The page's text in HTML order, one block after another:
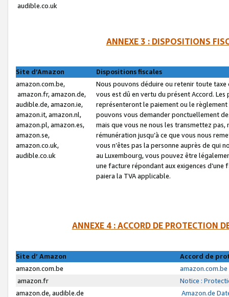
audible.co.uk
ANNEXE 3 : DISPOSITIONS
Site d’Amazon
Dispositions fiscales
amazon.com.be,
amazon.fr, amazon.de,
audible.de, amazon.ie,
amazon.it, amazon.nl,
amazon.pl, amazon.es,
amazon.se,
amazon.co.uk,
audible.co.uk
Nous pouvons déduire ou retenir toute
vous est dû en vertu du présent Accord.
représenteront le paiement ou le
pouvons vous demander ponctuellement
mais que vous ne nous les transmettez
rémunération jusqu’à ce que vous nous
vous n’êtes pas la personne auprès de qui
au Luxembourg, vous pouvez être
une facture répondant aux exigences
paiera la TVA applicable.
ANNEXE 4 : ACCORD DE PROTECTION
Site d’ Amazon
Accord de
amazon.com.be
amazon.fr
Notice :
amazon.de, audible.de
Amazon.de